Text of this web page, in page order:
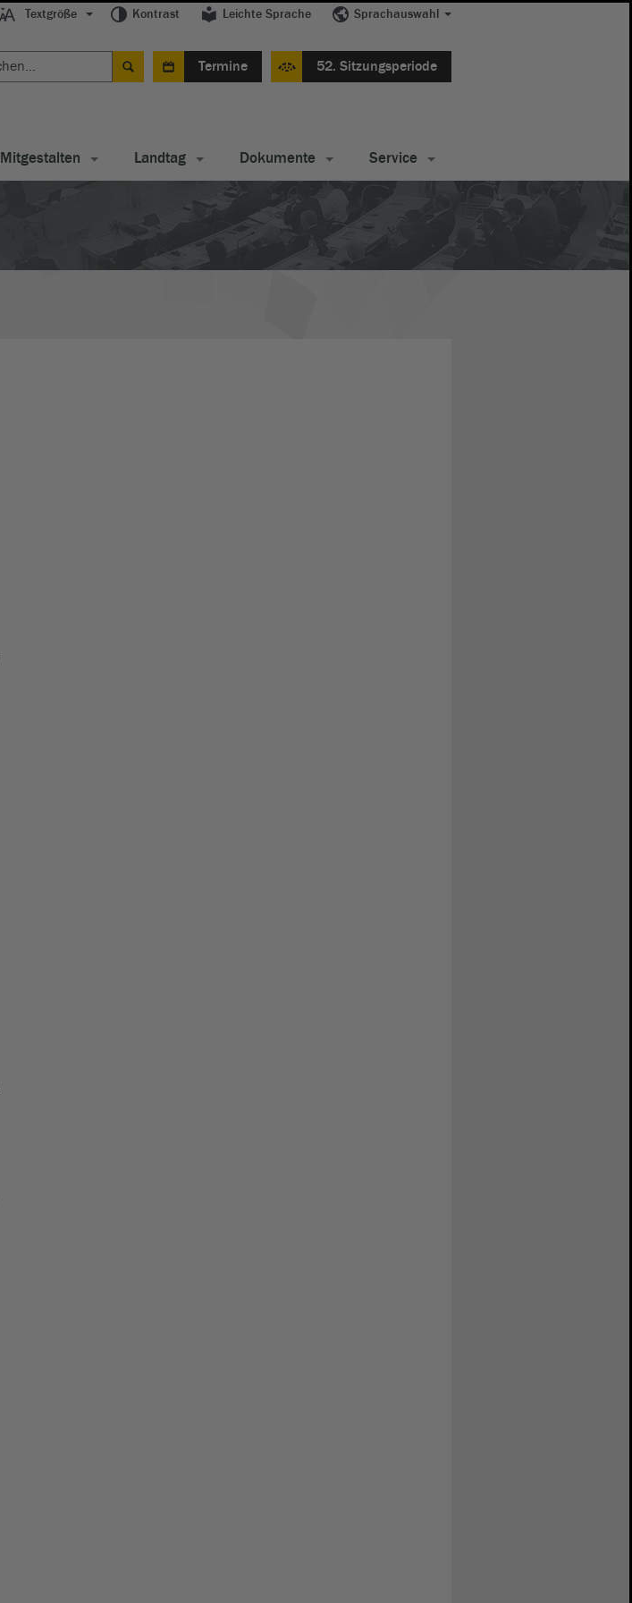
Textgröße Kontrast Leichte Sprache Sprachauswahl
Termine 52. Sitzungsperiode
Mitgestalten Landtag Dokumente Service